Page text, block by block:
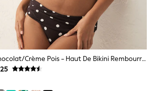
Chocolat/Crème Pois - Haut De Bikini Rembourré À Armatures Avec Nœud Sur Le Devant